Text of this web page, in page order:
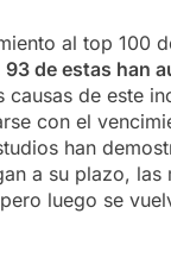
al top 100
93 de estas han
causas de este
con el
han
a su plazo, las
luego se